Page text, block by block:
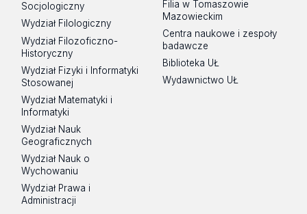
Socjologiczny
Wydział Filologiczny
Wydział Filozoficzno-
Historyczny
Wydział Fizyki i Informatyki
Stosowanej
Wydział Matematyki i
Informatyki
Wydział Nauk
Geograficznych
Wydział Nauk o
Wychowaniu
Wydział Prawa i
Administracji
Filia w Tomaszowie
Mazowieckim
Centra naukowe i zespoły
badawcze
Biblioteka UŁ
Wydawnictwo UŁ